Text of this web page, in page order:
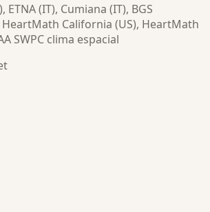
ETNA (IT), Cumiana (IT), BGS
HeartMath California (US), HeartMath
SWPC clima espacial